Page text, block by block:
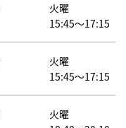
火曜
15:45～17:15
火曜
15:45～17:15
火曜